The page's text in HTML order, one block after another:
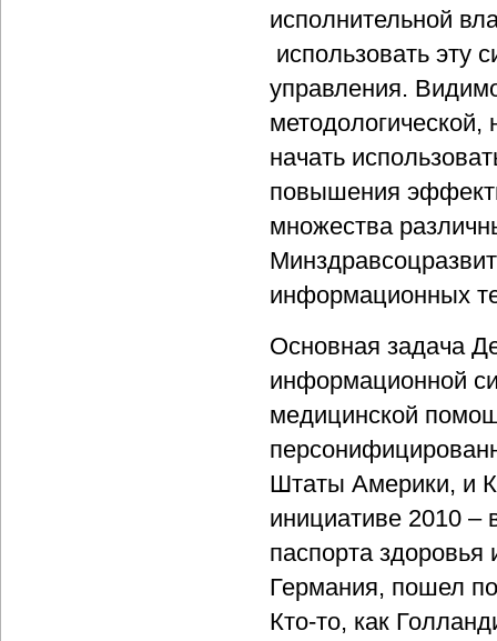
исполнительной
использовать эту
управления.
методологической,
начать
повышения
множества
информационных
Основная задача
информационной
медицинской
Штаты Америки, и
инициативе 2010 –
паспорта здоровья
Германия, пошел
Кто-то, как